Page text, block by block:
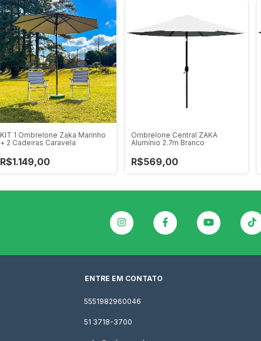
KIT 1 Ombrelone Zaka Marinho
+ 2 Cadeiras Caravela
R$1.149,00
Ombrelone Central ZAKA
Alumínio 2.7m Branco
R$569,00
ENTRE EM CONTATO
5551982960046
51 3718-3700